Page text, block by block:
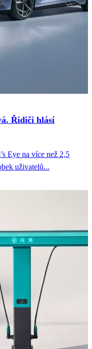
Řidiči hlásí
Eye na více než 2,5
uživatelů...